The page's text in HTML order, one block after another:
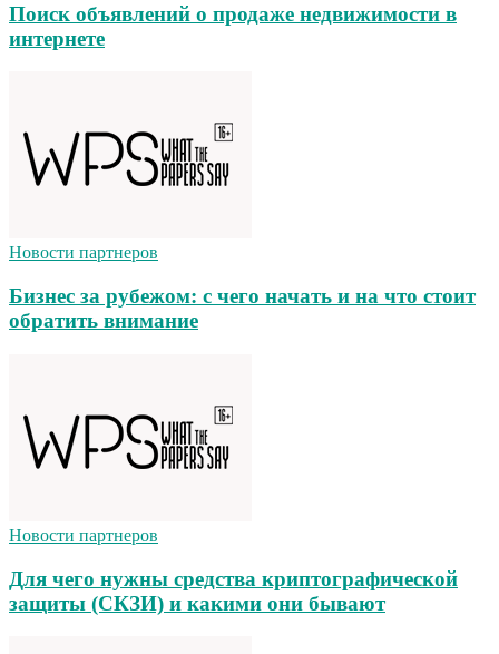
Поиск объявлений о продаже недвижимости в
интернете
Новости партнеров
Бизнес за рубежом: с чего начать и на что стоит
обратить внимание
Новости партнеров
Для чего нужны средства криптографической
защиты (СКЗИ) и какими они бывают